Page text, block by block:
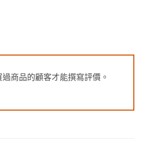
商品的顧客才能撰寫評價。